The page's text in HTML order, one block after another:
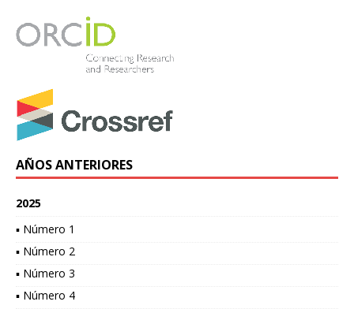
AÑOS ANTERIORES
2025
▪ Número 1
▪ Número 2
▪ Número 3
▪ Número 4